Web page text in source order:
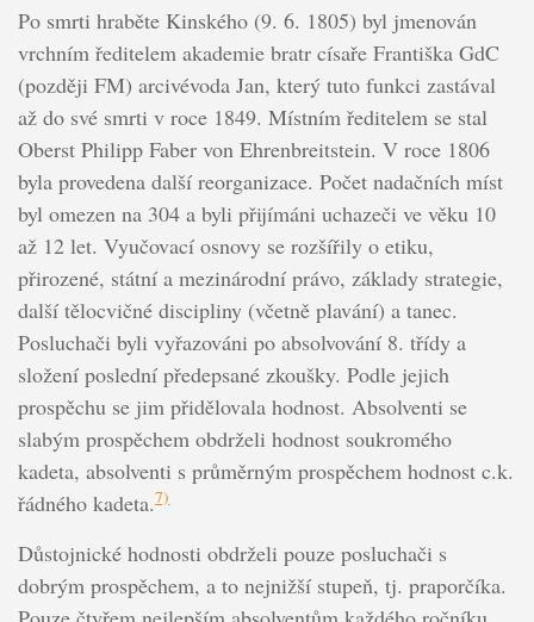
Po smrti hraběte Kinského (9. 6. 1805) byl jmenován
vrchním ředitelem akademie bratr císaře Františka GdC
(později FM) arcivévoda Jan, který tuto funkci zastával
až do své smrti v roce 1849. Místním ředitelem se stal
Oberst Philipp Faber von Ehrenbreitstein. V roce 1806
byla provedena další reorganizace. Počet nadačních míst
byl omezen na 304 a byli přijímáni uchazeči ve věku 10
až 12 let. Vyučovací osnovy se rozšířily o etiku,
přirozené, státní a mezinárodní právo, základy strategie,
další tělocvičné discipliny (včetně plavání) a tanec.
Posluchači byli vyřazováni po absolvování 8. třídy a
složení poslední předepsané zkoušky. Podle jejich
prospěchu se jim přidělovala hodnost. Absolventi se
slabým prospěchem obdrželi hodnost soukromého
kadeta, absolventi s průměrným prospěchem hodnost c.k.
řádného kadeta.7)
Důstojnické hodnosti obdrželi pouze posluchači s
dobrým prospěchem, a to nejnižší stupeň, tj. praporčíka.